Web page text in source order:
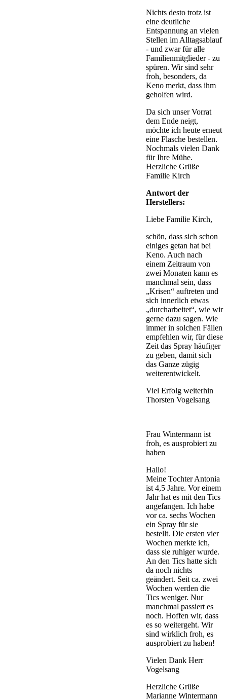
Nichts desto trotz ist
eine deutliche
Entspannung an vielen
Stellen im Alltagsablauf
- und zwar für alle
Familienmitglieder - zu
spüren. Wir sind sehr
froh, besonders, da
Keno merkt, dass ihm
geholfen wird.
Da sich unser Vorrat
dem Ende neigt,
möchte ich heute erneut
eine Flasche bestellen.
Nochmals vielen Dank
für Ihre Mühe.
Herzliche Grüße
Familie Kirch
Antwort der
Herstellers:
Liebe Familie Kirch,
schön, dass sich schon
einiges getan hat bei
Keno. Auch nach
einem Zeitraum von
zwei Monaten kann es
manchmal sein, dass
„Krisen“ auftreten und
sich innerlich etwas
„durcharbeitet“, wie wir
gerne dazu sagen. Wie
immer in solchen Fällen
empfehlen wir, für diese
Zeit das Spray häufiger
zu geben, damit sich
das Ganze zügig
weiterentwickelt.
Viel Erfolg weiterhin
Thorsten Vogelsang
Frau Wintermann ist
froh, es ausprobiert zu
haben
Hallo!
Meine Tochter Antonia
ist 4,5 Jahre. Vor einem
Jahr hat es mit den Tics
angefangen. Ich habe
vor ca. sechs Wochen
ein Spray für sie
bestellt. Die ersten vier
Wochen merkte ich,
dass sie ruhiger wurde.
An den Tics hatte sich
da noch nichts
geändert. Seit ca. zwei
Wochen werden die
Tics weniger. Nur
manchmal passiert es
noch. Hoffen wir, dass
es so weitergeht. Wir
sind wirklich froh, es
ausprobiert zu haben!
Vielen Dank Herr
Vogelsang
Herzliche Grüße
Marianne Wintermann